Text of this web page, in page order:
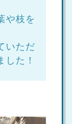
や枝を
いただ
た！